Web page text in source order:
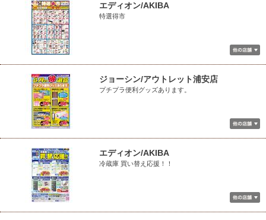
エディオン/AKIBA
特選得市
ジョーシン/アウトレット浦安店
プチプラ便利グッズあります。
エディオン/AKIBA
冷蔵庫 買い替え応援！！